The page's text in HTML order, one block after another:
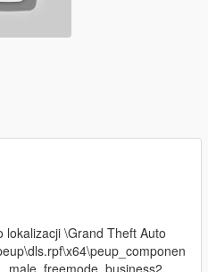
\Grand Theft Auto